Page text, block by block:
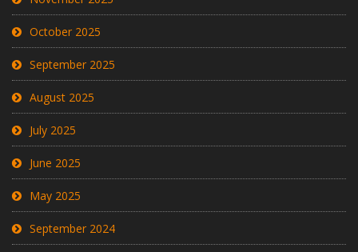
October 2025
September 2025
August 2025
July 2025
June 2025
May 2025
September 2024